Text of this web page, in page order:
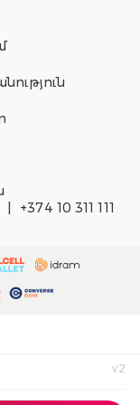
+374 10 311 111
v2